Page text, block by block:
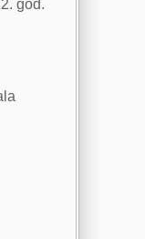
god.